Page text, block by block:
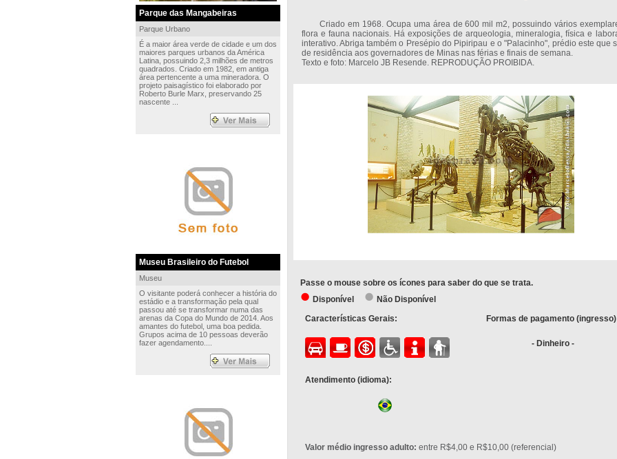
Parque das Mangabeiras
Parque Urbano
É a maior área verde de cidade e um dos
maiores parques urbanos da América
Latina, possuindo 2,3 milhões de metros
quadrados. Criado em 1982, em antiga
área pertencente a uma mineradora. O
projeto paisagístico foi elaborado por
Roberto Burle Marx, preservando 25
nascente ...
Museu Brasileiro do Futebol
Museu
O visitante poderá conhecer a história do
estádio e a transformação pela qual
passou até se transformar numa das
arenas da Copa do Mundo de 2014. Aos
amantes do futebol, uma boa pedida.
Grupos acima de 10 pessoas deverão
fazer agendamento....
Criado em 1968. Ocupa uma área de 600 mil m2, possuindo vários
flora e fauna nacionais. Há exposições de arqueologia, mineralogia, física e
interativo. Abriga também o Presépio do Pipiripau e o "Palacinho", prédio este que
de residência aos governadores de Minas nas férias e finais de semana.
Texto e foto: Marcelo JB Resende. REPRODUÇÃO PROIBIDA.
Passe o mouse sobre os ícones para saber do que se trata.
Disponível
Não Disponível
Características Gerais:
Atendimento (idioma):
Formas de pagamento
- Dinheiro -
Valor médio ingresso adulto: entre R$4,00 e R$10,00 (referencial)